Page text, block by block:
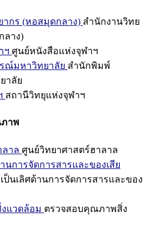
กร (หอสมุดกลาง) สำนักงานวิทย
ลาง)
ฯ ศูนย์หนังสือแห่งจุฬาฯ
ณ์มหาวิทยาลัย สำนักพิมพ์
าลัย
สถานีวิทยุแห่งจุฬาฯ
าพ
ลาล ศูนย์วิทยาศาสตร์ฮาลาล
นการจัดการสารและของเสีย
ป็นเลิศด้านการจัดการสารและของ
แวดล้อม ตรวจสอบคุณภาพสิ่ง